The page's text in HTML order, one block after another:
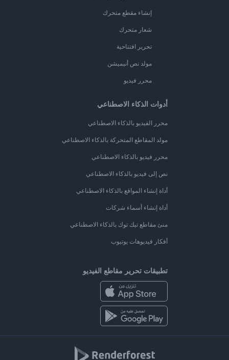
إنشاء مقطع متحرك
شعار متحرك
تحرير افتتاحية
مولد نص أنيميشن
محرر فيديو
أدوات الذكاء الاصطناعي
محرر الفيديو بالذكاء الاصطناعي
مولد المقاطع المتحركة بالذكاء الاصطناعي
محرر فيديو بالذكاء الاصطناعي
نص إلى فيديو بالذكاء الاصطناعي
أداة إنشاء المواقع بالذكاء الاصطناعي
أداة إنشاء أسماء شركات
منئ مقاطع تيك توك بالذكاء الاصطناعي
أفكار فيديوهات يوتيوب
تطبيقات تحرير مقاطع الفيديو